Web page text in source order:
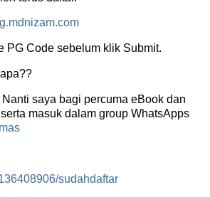
PG Code sebelum klik Submit.
saya bagi percuma eBook dan
masuk dalam group WhatsApps
sudahdaftar